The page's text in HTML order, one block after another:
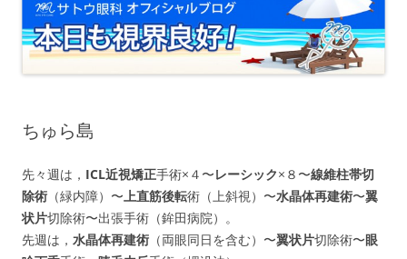
ちゅら島
先々週は， ICL近視矯正手術×４〜レーシック×８〜線維柱帯切
除術 （緑内障）〜上直筋後転術（上斜視）〜水晶体再建術〜翼
状片切除術〜出張手術（鉾田病院）。
先週は， 水晶体再建術 （両眼同日を含む）〜翼状片切除術〜眼